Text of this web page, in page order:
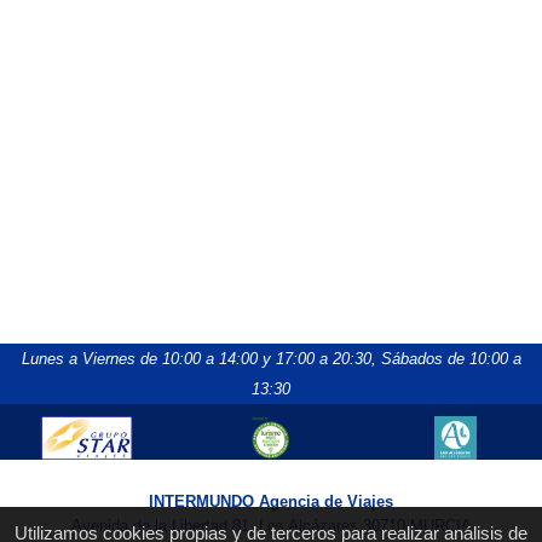
Utilizamos cookies propias y de terceros para realizar análisis de
Lunes a Viernes de 10:00 a 14:00 y 17:00 a 20:30, Sábados de 10:00 a
13:30
INTERMUNDO Agencia de Viajes
Avenida de la Libertad 81, Los Alcázares 30710 MURCIA